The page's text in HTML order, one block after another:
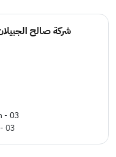
شركة صالح
- 03
03